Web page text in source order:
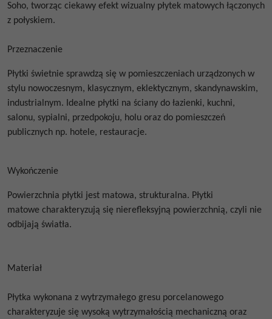
Soho, tworząc ciekawy efekt wizualny płytek matowych łączonych
z połyskiem.
Przeznaczenie
Płytki świetnie sprawdzą się w pomieszczeniach urządzonych w
stylu nowoczesnym, klasycznym, eklektycznym, skandynawskim,
industrialnym. Idealne płytki na ściany do łazienki, kuchni,
salonu, sypialni, przedpokoju, holu oraz do pomieszczeń
publicznych np. hotele, restauracje.
Wykończenie
Powierzchnia płytki jest matowa, strukturalna. Płytki
matowe charakteryzują się nierefleksyjną powierzchnią, czyli nie
odbijają światła.
Materiał
Płytka wykonana z wytrzymałego gresu porcelanowego
charakteryzuje się wysoką wytrzymałością mechaniczną oraz